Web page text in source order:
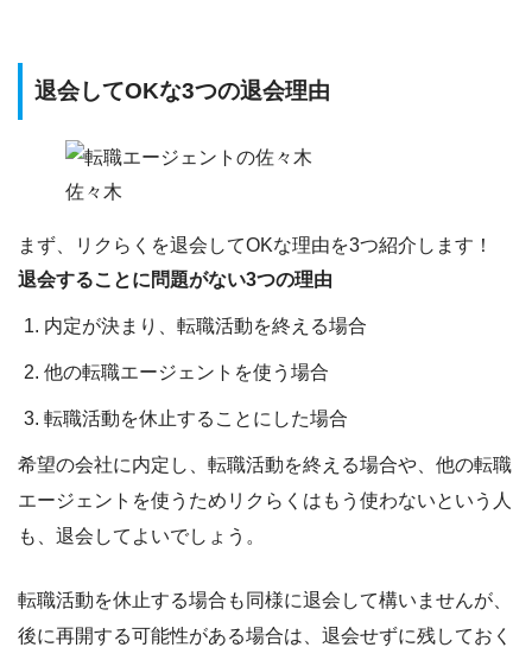
退会してOKな3つの退会理由
佐々木
まず、 リクらく を退会してOKな理由を3つ紹介します！
退会することに問題がない3つの理由
内定が決まり、転職活動を終える場合
他の転職エージェントを使う場合
転職活動を休止することにした場合
希望の会社に内定し、転職活動を終える場合や、 他の転職
エージェントを使うためリクらくはもう使わないという人
も、退会してよいでしょう。
転職活動を休止する場合も同様に退会して構いませんが、
後に再開する可能性がある場合は、退会せずに残しておく